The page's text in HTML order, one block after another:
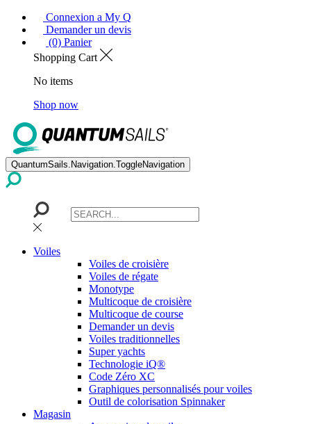
Connexion a My Q
Demander un devis
(0) Panier
Shopping Cart
No items
Shop now
QuantumSails.Navigation.ToggleNavigation
Voiles
Voiles de croisière
Voiles de régate
Monotype
Multicoque de croisière
Multicoque de course
Demander un devis
Voiles traditionnelles
Super yachts
Technologie iQ®
Code Zéro XC
Graphiques personnalisés pour voiles
Outil de colorisation Spinnaker
Magasin